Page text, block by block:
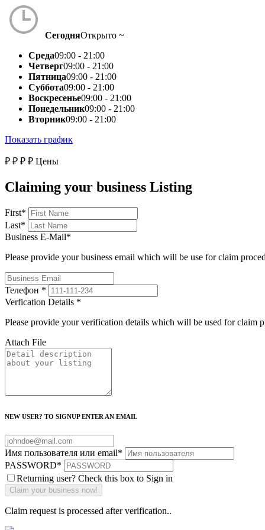
СегодняОткрыто ~
Среда09:00 - 21:00
Четверг09:00 - 21:00
Пятница09:00 - 21:00
Суббота09:00 - 21:00
Воскресенье09:00 - 21:00
Понедельник09:00 - 21:00
Вторник09:00 - 21:00
Показать график
₽ ₽ ₽ ₽ Цены
Claiming your business Listing
First*
Last*
Business E-Mail*
Please provide your business email which will be use for claim
Телефон *
Verfication Details *
Please provide your verification details which will be used for claim
Attach File
NEW USER? TO SIGNUP ENTER AN EMAIL
Имя пользователя или email*
PASSWORD*
Returning user? Check this box to Sign in
Claim request is processed after verification..